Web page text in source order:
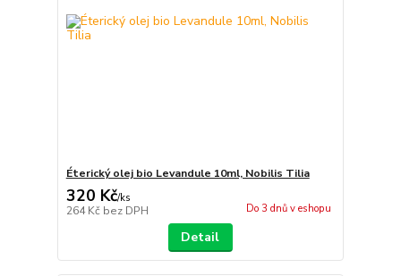
Éterický olej bio Levandule 10ml, Nobilis Tilia
320 Kč/ks
264 Kč bez DPH Do 3 dnů v eshopu
Detail